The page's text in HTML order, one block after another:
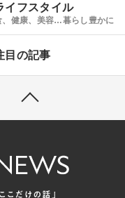
イフスタイル
、健康、美容…暮らし豊かに
目の記事